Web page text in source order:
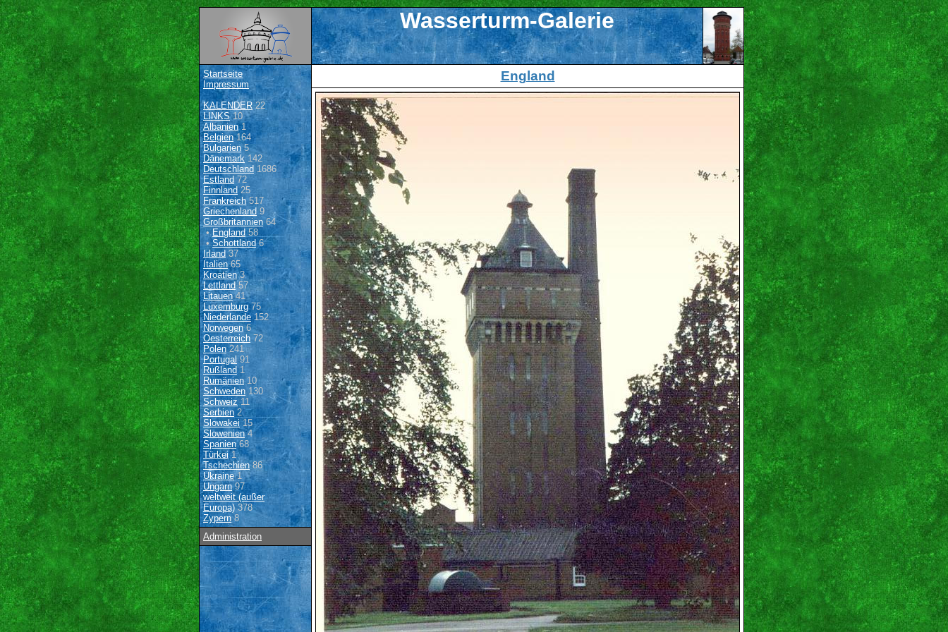
Wasserturm-Galerie
Startseite
Impressum
KALENDER22
LINKS10
Albanien1
Belgien164
Bulgarien 5
Dänemark142
Deutschland 1686
Estland 72
Finnland 25
Frankreich517
Griechenland9
Großbritannien64
• England58
•Schottland6
Irland 37
Italien65
Kroatien3
Lettland57
Litauen41
Luxemburg75
Niederlande152
Norwegen6
Oesterreich 72
Polen241
Portugal 91
Rußland1
Rumänien10
Schweden 130
Schweiz 11
Serbien 2
Slowakei 15
Slowenien4
Spanien68
Türkei 1
Tschechien86
Ukraine1
Ungarn97
weltweit (außer
Europa)378
Zypern8
Administration
England